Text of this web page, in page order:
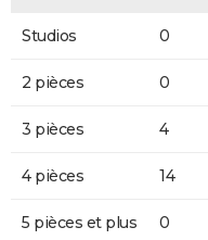
Studios 0
2 pièces 0
3 pièces 4
4 pièces 14
5 pièces et plus 0